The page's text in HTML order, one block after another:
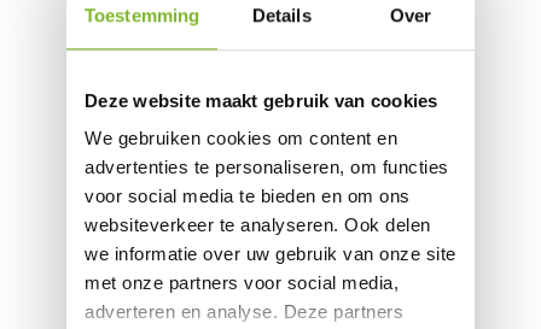
Toestemming Details Over
Deze website maakt gebruik van cookies
We gebruiken cookies om content en
advertenties te personaliseren, om functies
voor social media te bieden en om ons
websiteverkeer te analyseren. Ook delen
we informatie over uw gebruik van onze site
met onze partners voor social media,
adverteren en analyse. Deze partners